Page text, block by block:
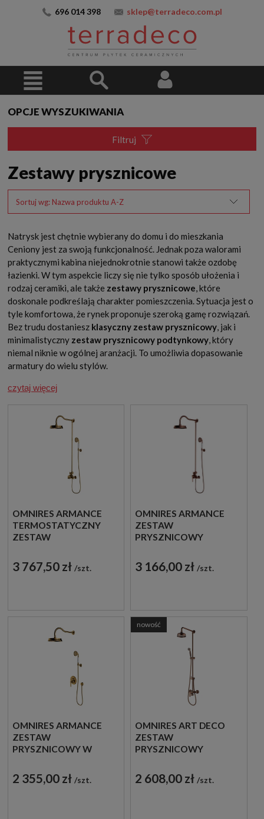
696 014 398 sklep@terradeco.com.pl
OPCJE WYSZUKIWANIA
Filtruj
Zestawy prysznicowe
Sortuj wg: Nazwa produktu A-Z
Natrysk jest chętnie wybierany do domu i do mieszkania
Ceniony jest za swoją funkcjonalność. Jednak poza walorami
praktycznymi kabina niejednokrotnie stanowi także ozdobę
łazienki. W tym aspekcie liczy się nie tylko sposób ułożenia i
rodzaj ceramiki, ale także zestawy prysznicowe, które
doskonale podkreślają charakter pomieszczenia. Sytuacja jest o
tyle komfortowa, że rynek proponuje szeroką gamę rozwiązań.
Bez trudu dostaniesz klasyczny zestaw prysznicowy, jak i
minimalistyczny zestaw prysznicowy podtynkowy, który
niemal niknie w ogólnej aranżacji. To umożliwia dopasowanie
armatury do wielu stylów.
czytaj więcej
OMNIRES ARMANCE
TERMOSTATYCZNY
ZESTAW
NATYNKOWY Z
DESZCZOWNICĄ
3 767,50 zł szt.
OMNIRES ARMANCE
ZESTAW
PRYSZNICOWY
DESZCZOWNICĄ MIEDŹ
ANTYCZNA
3 166,00 zł szt.
OMNIRES ARMANCE
ZESTAW
PRYSZNICOWY W
PODTYNKOWY Z
DESZCZOWNICĄ
2 355,00 zł szt.
OMNIRES ART DECO
ZESTAW
PRYSZNICOWY
DESZCZOWNICĄ MIEDŹ
ANTYCZNA
2 608,00 zł szt.
nowość